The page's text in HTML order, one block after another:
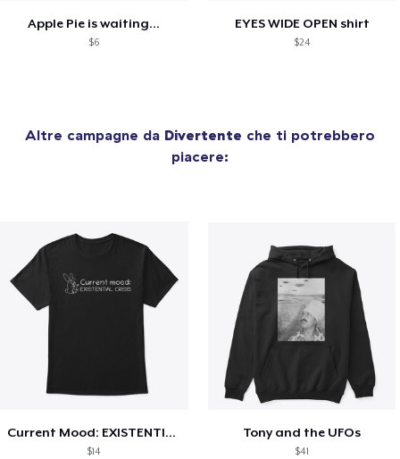
Apple Pie is waiting...
$6
EYES WIDE OPEN shirt
$24
Altre campagne da Divertente che ti potrebbero
piacere:
Current Mood: EXISTENTIAL CRISIS
$14
Tony and the UFOs
$41